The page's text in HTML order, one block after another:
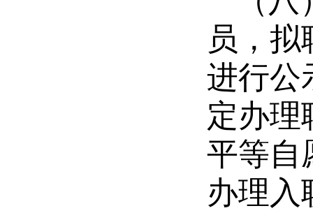
员， 拟
进行公
定办理
平等自
办理入